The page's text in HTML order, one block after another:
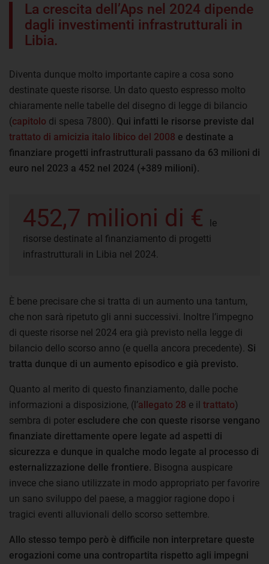
La crescita dell’Aps nel 2024 dipende
dagli investimenti infrastrutturali in
Libia.
Diventa dunque molto importante capire a cosa sono
destinate queste risorse. Un dato questo espresso molto
chiaramente nelle tabelle del disegno di legge di bilancio
(capitolo di spesa 7800). Qui infatti le risorse previste dal
trattato di amicizia italo libico del 2008 e destinate a
finanziare progetti infrastrutturali passano da 63 milioni di
euro nel 2023 a 452 nel 2024 (+389 milioni).
452,7 milioni di €
le
risorse destinate al finanziamento di progetti
infrastrutturali in Libia nel 2024.
È bene precisare che si tratta di un aumento una tantum,
che non sarà ripetuto gli anni successivi. Inoltre l’impegno
di queste risorse nel 2024 era già previsto nella legge di
bilancio dello scorso anno (e quella ancora precedente). Si
tratta dunque di un aumento episodico e già previsto.
Quanto al merito di questo finanziamento, dalle poche
informazioni a disposizione, (l’allegato 28 e il trattato)
sembra di poter escludere che con queste risorse vengano
finanziate direttamente opere legate ad aspetti di
sicurezza e dunque in qualche modo legate al processo di
esternalizzazione delle frontiere. Bisogna auspicare
invece che siano utilizzate in modo appropriato per favorire
un sano sviluppo del paese, a maggior ragione dopo i
tragici eventi alluvionali dello scorso settembre.
Allo stesso tempo però è difficile non interpretare queste
erogazioni come una contropartita rispetto agli impegni